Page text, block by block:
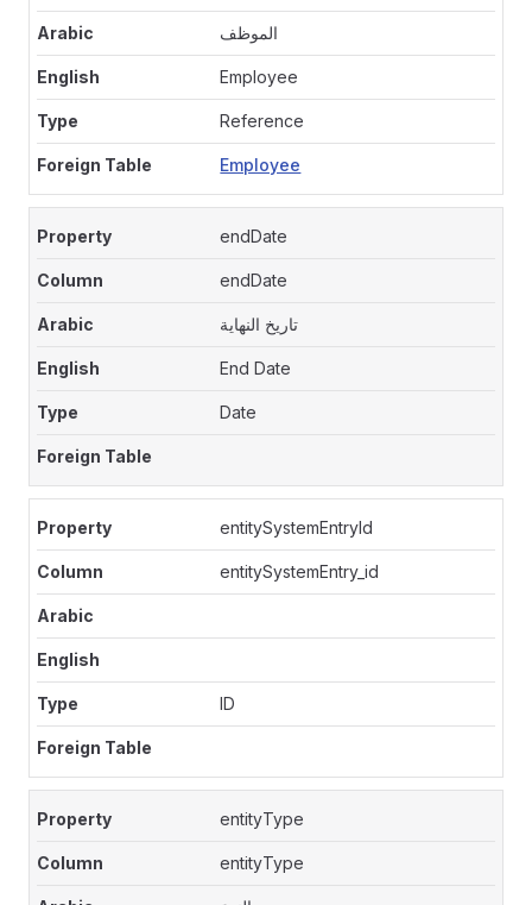
الموظف
Employee
Reference
Employee
endDate
endDate
تاريخ النهاية
End Date
Date
entitySystemEntryId
entitySystemEntry_id
ID
entityType
entityType